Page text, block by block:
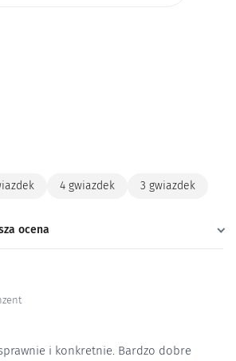
4 gwiazdek
3 gwiazdek
ocena
i konkretnie. Bardzo dobre